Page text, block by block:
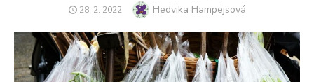
POSTED
28. 2. 2022 Author
Hedvika Hampejsová